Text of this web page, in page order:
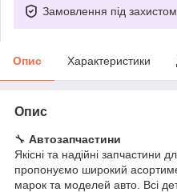
Замовлення під захистом
Опис Характеристики
Опис
🔧 Автозапчастини
Якісні та надійні запчастини
пропонуємо широкий
марок та моделей авто. Всі